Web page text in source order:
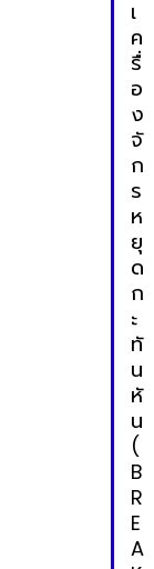
เ
ค
รื่
อ
ง
จั
ก
ร
ห
ยุ
ด
ก
ะ
ทั
น
หั
น
(
B
R
E
A